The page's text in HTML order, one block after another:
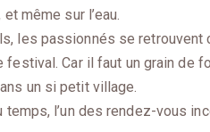
même sur l’eau.
les passionnés se retrouvent
Car il faut un grain de
un si petit village.
l’un des rendez-vous